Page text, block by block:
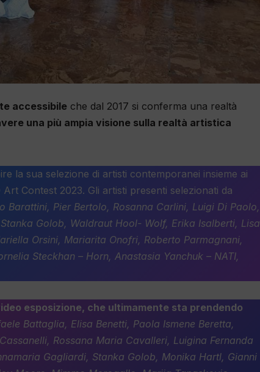
accessibile che dal 2017 si conferma una realtà
una più ampia visione sulla realtà artistica
la sua selezione di artisti contemporanei insieme ai
Contest 2023. Gli artisti presenti selezionati da
Barattini, Pier Bertolo, Rosanna Carlini, Luigi Di Paolo,
Golob, Waldraut Hool- Wolf, Erika Isalberti, Lisa
Orsini, Mariarita Onofri, Roberto Parmagnani,
Steckhan – Horn, Anastasia Yanchuk – NATI,
esposizione, che ultimamente sta prendendo
Battaglia, Elisa Benetti, Paola Ismene Beretta,
Rossana Maria Cavalleri, Luigina Fernanda
Gagliardi, Stanka Golob, Monika Hartl, Gianni